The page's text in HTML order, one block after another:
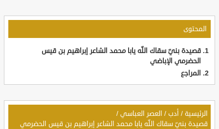
المحتوى
قصيدة بنيّ سقاك اللّه يابا محمد الشاعر إبراهيم بن قيس
الحضرمي الإباضي
المراجع
الرئيسية / أدب / العصر العباسي /
قصيدة بنيّ سقاك اللّه يابا محمد الشاعر إبراهيم بن قيس الحضرمي